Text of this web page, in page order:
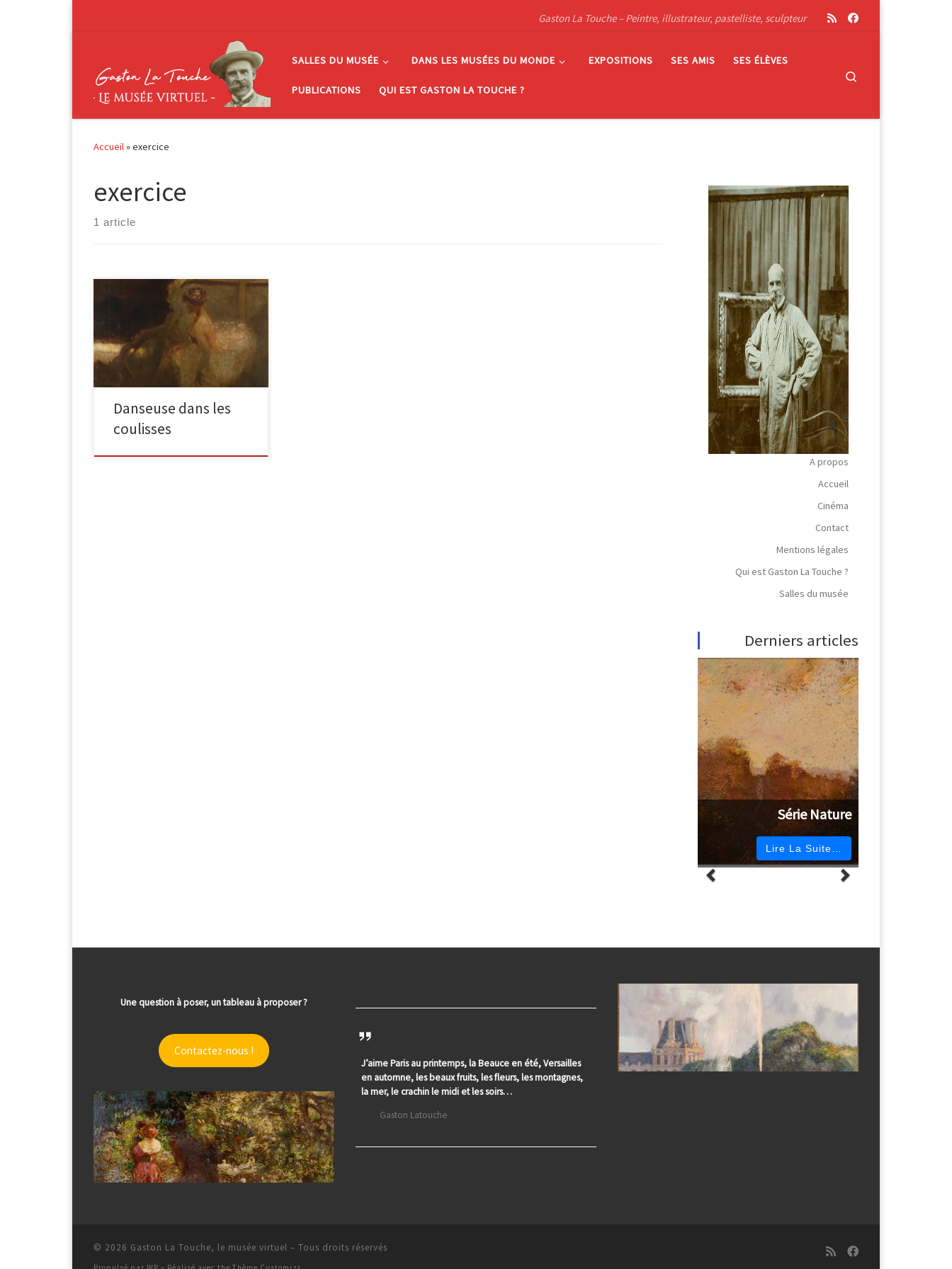
Gaston La Touche – Peintre, illustrateur, pastelliste, sculpteur
SALLES DU MUSÉE DANS LES MUSÉES DU MONDE EXPOSITIONS SES AMIS SES ÉLÈVES
PUBLICATIONS QUI EST GASTON LA TOUCHE ?
Accueil»exercice
exercice
1 article
Danseuse dans les coulisses huile sur
toile, 78 x 80,5 cm conservé au
Japon, à Tokyo, au Musée National
d’Art […]
Danseuse dans les
coulisses
A propos
Accueil
Cinéma
Contact
Mentions légales
Qui est Gaston La Touche ?
Salles du musée
Derniers articles
Série Nature
Lire La Suite…
Une question à poser, un tableau à proposer ?
Contactez-nous !
J’aime Paris au printemps, la Beauce en été, Versailles
en automne, les beaux fruits, les fleurs, les montagnes,
la mer, le crachin le midi et les soirs…
Gaston Latouche
© 2026 Gaston La Touche, le musée virtuel – Tous droits réservés